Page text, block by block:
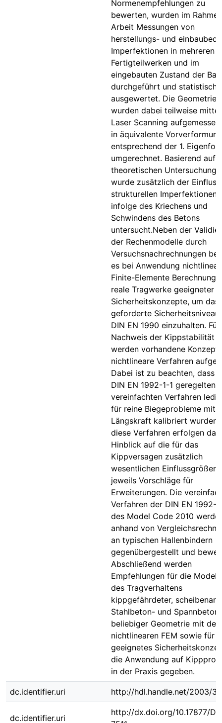
Normenempfehlungen zu
bewerten, wurden im
Arbeit Messungen von
herstellungs- und
Imperfektionen in mehreren
Fertigteilwerken und im
eingebauten Zustand der
durchgeführt und statistisch
ausgewertet. Die Geometrien
wurden dabei teilweise
Laser Scanning
in äquivalente
entsprechend der 1.
umgerechnet. Basierend auf
theoretischen
wurde zusätzlich der
strukturellen Imperfektionen
infolge des Kriechens und
Schwindens des Betons
untersucht.Neben der
der Rechenmodelle durch
Versuchsnachrechnungen
es bei Anwendung
Finite-Elemente
reale Tragwerke geeigneter
Sicherheitskonzepte, um das
geforderte Sicherheitsniveau
DIN EN 1990 einzuhalten.
Nachweis der Kippstabilität
werden vorhandene
nichtlineare Verfahren
Dabei ist zu beachten, dass
DIN EN 1992-1-1 geregelten
vereinfachten Verfahren
für reine Biegeprobleme mit
Längskraft kalibriert wurden.
diese Verfahren erfolgen
Hinblick auf die für das
Kippversagen zusätzlich
wesentlichen Einflussgrößen
jeweils Vorschläge für
Erweiterungen. Die
Verfahren der DIN EN 1992-
des Model Code 2010
anhand von
an typischen Hallenbindern
gegenübergestellt und
Abschließend werden
Empfehlungen für die
des Tragverhaltens
kippgefährdeter,
Stahlbeton- und
beliebiger Geometrie mit der
nichtlinearen FEM sowie für
geeignetes
die Anwendung auf
in der Praxis gegeben.
dc.identifier.uri http://hdl.handle.net/2003/
dc.identifier.uri
http://dx.doi.org/10.17877/